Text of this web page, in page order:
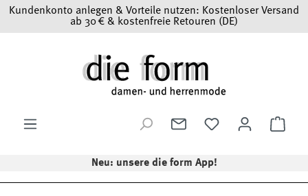
Zum Hauptinhalt springen
Kundenkonto anlegen & Vorteile nutzen: Kostenloser Versand
ab 30 € & kostenfreie Retouren (DE)
Neu: unsere die form App!